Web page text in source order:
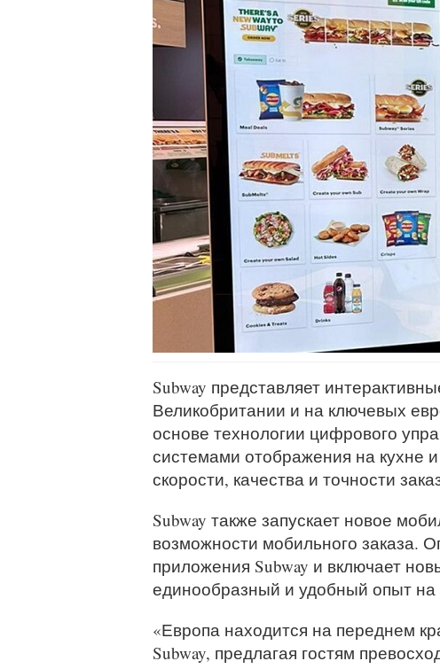
Subway представляет
Великобритании и на ключевых
основе технологии цифрового
системами отображения на кухне
скорости, качества и точности
Subway также запускает новое
возможности мобильного заказа.
приложения Subway и включает
единообразный и удобный опыт
«Европа находится на переднем
Subway, предлагая гостям